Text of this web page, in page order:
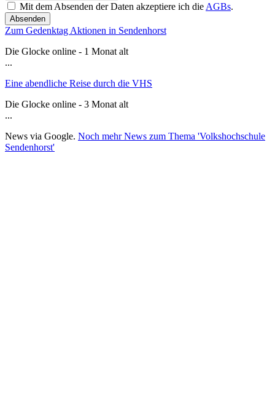
Mit dem Absenden der Daten akzeptiere ich die AGBs.
Absenden
Zum Gedenktag Aktionen in Sendenhorst
Die Glocke online - 1 Monat alt
...
Eine abendliche Reise durch die VHS
Die Glocke online - 3 Monat alt
...
News via Google. Noch mehr News zum Thema 'Volkshochschule
Sendenhorst'